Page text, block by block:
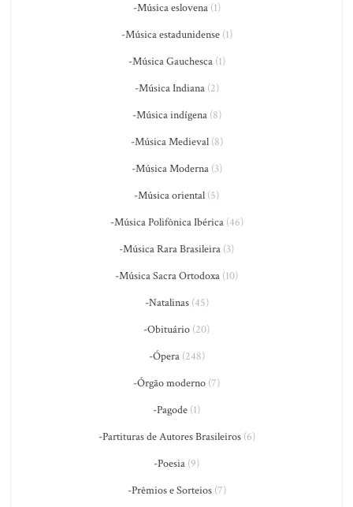
-Música eslovena(1)
-Música estadunidense(1)
-Música Gauchesca(1)
-Música Indiana(2)
-Música indígena(8)
-Música Medieval(8)
-Música Moderna(3)
-Música oriental (5)
-Música Polifônica Ibérica(46)
-Música Rara Brasileira (3)
-Música Sacra Ortodoxa (10)
-Natalinas(45)
-Obituário (20)
-Ópera(248)
-Órgão moderno (7)
-Pagode (1)
-Partituras de Autores Brasileiros(6)
-Poesia (9)
-Prêmios e Sorteios(7)